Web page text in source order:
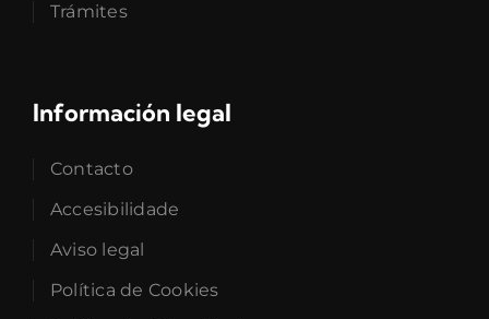
Trámites
Información legal
Contacto
Accesibilidade
Aviso legal
Política de Cookies